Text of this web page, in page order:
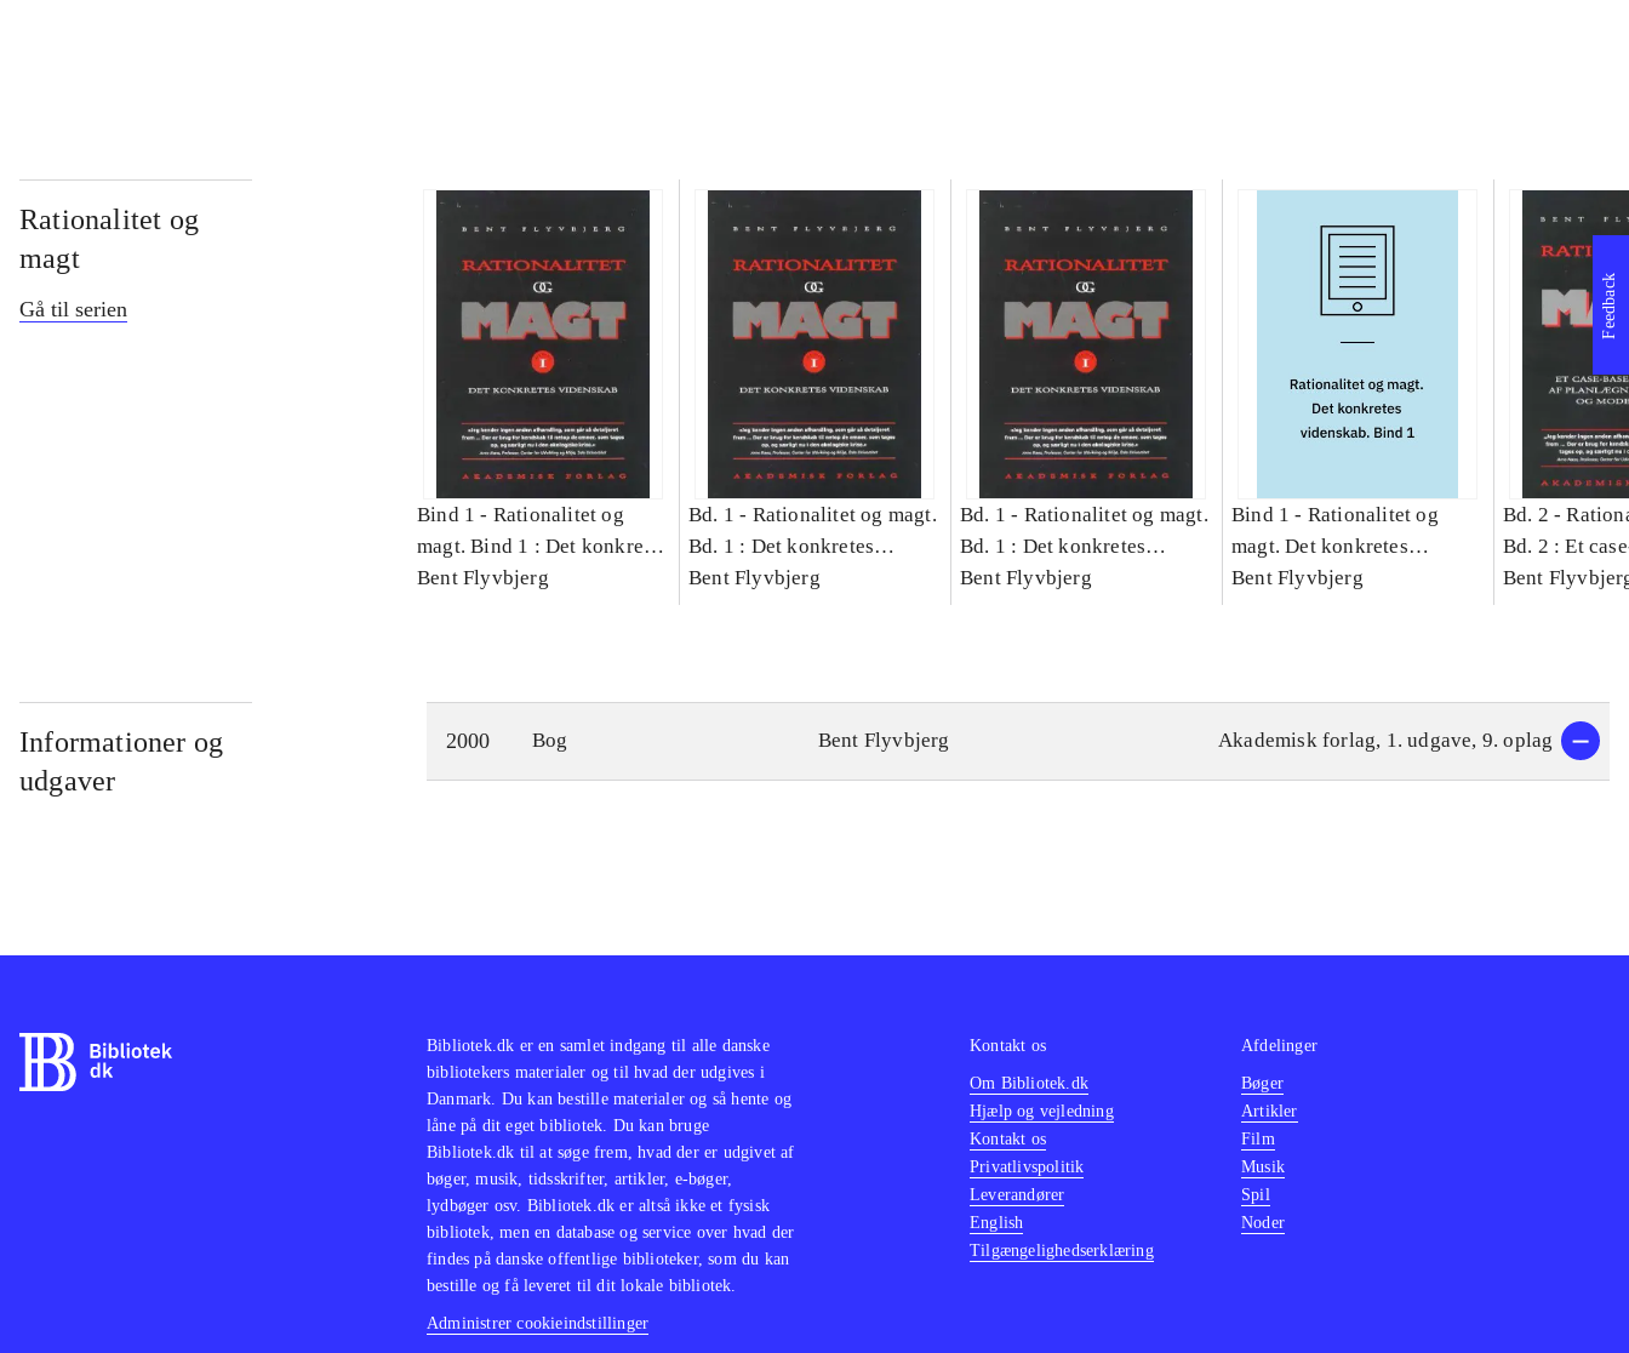
Rationalitet og
magt
Gå til serien
Bind 1 - Rationalitet og
magt. Bind 1 : Det konkretes
videnskab
Bent Flyvbjerg
Bd. 1 - Rationalitet og magt.
Bd. 1 : Det konkretes
videnskab
Bent Flyvbjerg
Bd. 1 - Rationalitet og magt.
Bd. 1 : Det konkretes
videnskab
Bent Flyvbjerg
Bind 1 - Rationalitet og
magt. Det konkretes
videnskab. Bind 1
Bent Flyvbjerg
Bd. 2 -
Bd. 2 : Et
studie af
Bent
Informationer og
udgaver
2000 Bog Bent Flyvbjerg Akademisk forlag, 1. udgave, 9. oplag
Feedback
Bibliotek.dk er en samlet indgang til alle danske
bibliotekers materialer og til hvad der udgives i
Danmark. Du kan bestille materialer og så hente og
låne på dit eget bibliotek. Du kan bruge
Bibliotek.dk til at søge frem, hvad der er udgivet af
bøger, musik, tidsskrifter, artikler, e-bøger,
lydbøger osv. Bibliotek.dk er altså ikke et fysisk
bibliotek, men en database og service over hvad der
findes på danske offentlige biblioteker, som du kan
bestille og få leveret til dit lokale bibliotek.
Administrer cookieindstillinger
Kontakt os
Om Bibliotek.dk
Hjælp og vejledning
Kontakt os
Privatlivspolitik
Leverandører
English
Tilgængelighedserklæring
Afdelinger
Bøger
Artikler
Film
Musik
Spil
Noder